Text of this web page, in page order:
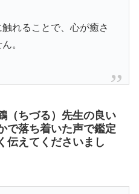
れることで、心が癒さ
。
（ちづる）先生の良い
で落ち着いた声で鑑定
伝えてくださいまし